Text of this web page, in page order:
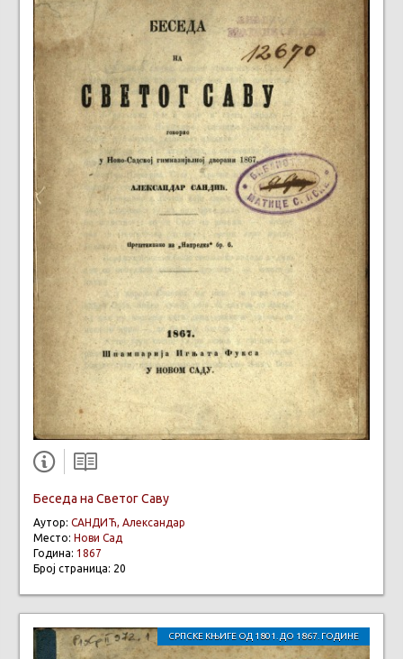
Беседа на Светог Саву
Аутор: САНДИЋ, Александар
Место: Нови Сад
Година: 1867
Број страница: 20
СРПСКЕ КЊИГЕ ОД 1801. ДО 1867. ГОДИНЕ